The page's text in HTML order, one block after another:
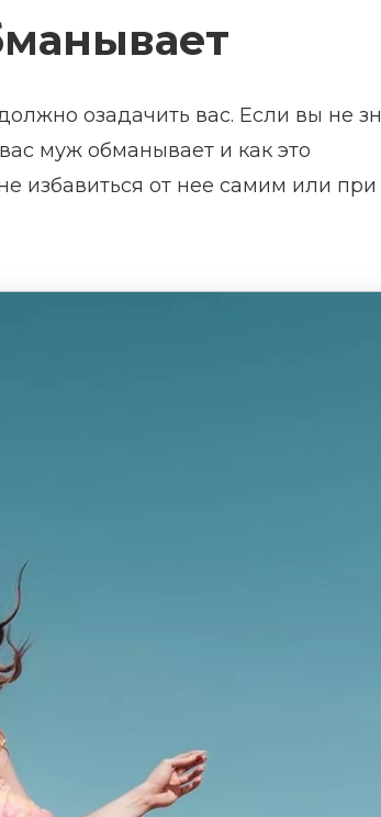
озадачить вас. Если вы не
муж обманывает и как это
избавиться от нее самим или при